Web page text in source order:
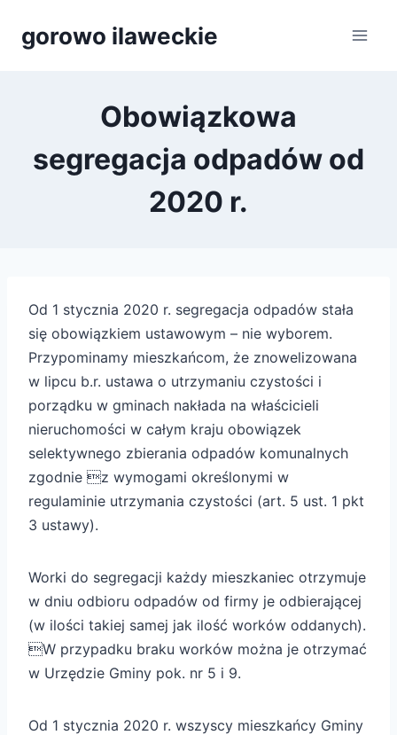
gorowo ilaweckie
Obowiązkowa
segregacja odpadów od
2020 r.
Od 1 stycznia 2020 r. segregacja odpadów stała
się obowiązkiem ustawowym – nie wyborem.
Przypominamy mieszkańcom, że znowelizowana
w lipcu b.r. ustawa o utrzymaniu czystości i
porządku w gminach nakłada na właścicieli
nieruchomości w całym kraju obowiązek
selektywnego zbierania odpadów komunalnych
zgodnie z wymogami określonymi w
regulaminie utrzymania czystości (art. 5 ust. 1 pkt
3 ustawy).
Worki do segregacji każdy mieszkaniec otrzymuje
w dniu odbioru odpadów od firmy je odbierającej
(w ilości takiej samej jak ilość worków oddanych).
W przypadku braku worków można je otrzymać
w Urzędzie Gminy pok. nr 5 i 9.
Od 1 stycznia 2020 r. wszyscy mieszkańcy Gminy